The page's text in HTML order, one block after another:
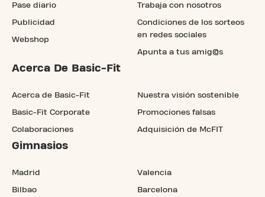
Pase diario
Publicidad
Webshop
Trabaja con nosotros
Condiciones de los sorteos
en redes sociales
Apunta a tus amig@s
Acerca De Basic-Fit
Acerca de Basic-Fit
Basic-Fit Corporate
Colaboraciones
Nuestra visión sostenible
Promociones falsas
Adquisición de McFIT
Gimnasios
Madrid
Bilbao
Valencia
Barcelona